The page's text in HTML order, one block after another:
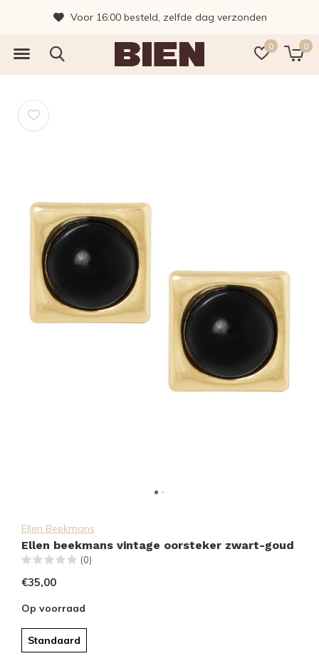
0 0
Voor 16:00 besteld, zelfde dag verzonden
Ellen Beekmans
Ellen beekmans vintage oorsteker zwart-goud
(0)
€35,00
Op voorraad
Standaard